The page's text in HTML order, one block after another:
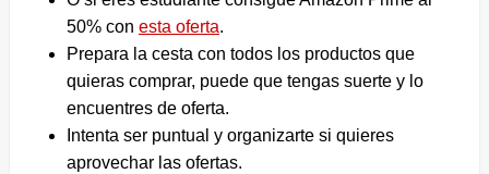
50% con esta oferta.
Prepara la cesta con todos los productos que
quieras comprar, puede que tengas suerte y lo
encuentres de oferta.
Intenta ser puntual y organizarte si quieres
aprovechar las ofertas.